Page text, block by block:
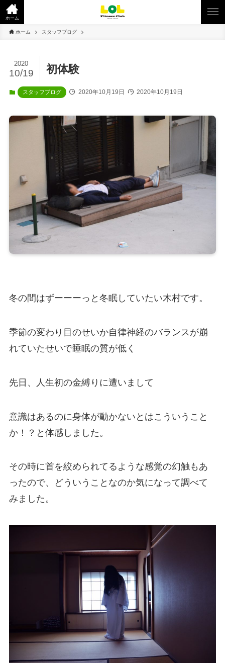
ホーム
ホーム スタッフブログ
初体験
2020
10/19
スタッフブログ 2020年10月19日 2020年10月19日
冬の間はずーーーっと冬眠していたい木村です。
季節の変わり目のせいか自律神経のバランスが崩
れていたせいで睡眠の質が低く
先日、人生初の金縛りに遭いまして
意識はあるのに身体が動かないとはこういうこと
か！？と体感しました。
その時に首を絞められてるような感覚の幻触もあ
ったので、どういうことなのか気になって調べて
みました。